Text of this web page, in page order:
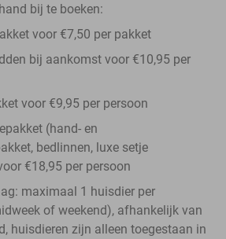
bij te boeken:
voor €7,50 per pakket
bij aankomst voor €10,95 per
voor €9,95 per persoon
(hand- en
bedlinnen, luxe setje
€18,95 per persoon
maximaal 1 huisdier per
of weekend), afhankelijk van
huisdieren zijn alleen toegestaan in